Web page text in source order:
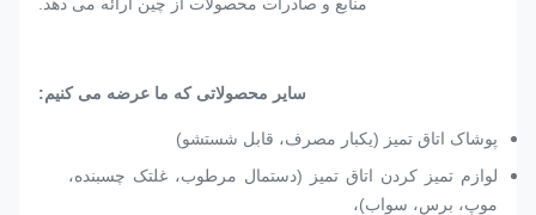
سایر محصولاتی که ما عرضه می کنیم:
پوشاک اتاق تمیز (یکبار مصرف، قابل شستشو)
لوازم تمیز کردن اتاق تمیز (دستمال مرطوب، غلتک چسبنده،
موپ، برس، سواب)،